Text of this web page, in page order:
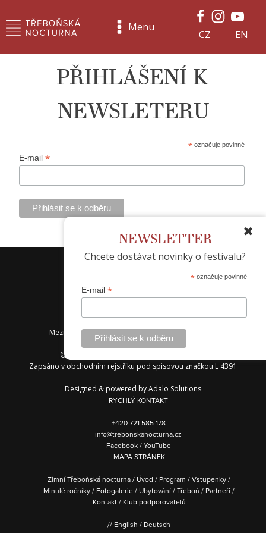
Menu
CZ EN
NEWSLETTER
Chcete dostávat novinky o festivalu?
* označuje povinné
E-mail *
PŘIHLÁŠENÍ K
NEWSLETERU
* označuje povinné
E-mail*
Mezinárodní hudební festival Třeboňská nocturna
© 2013 — 2026 Spolek Třeboňská nocturna
Zapsáno v obchodním rejstříku pod spisovou značkou L 4391
Designed & powered byAdalo Solutions
RYCHLÝ KONTAKT
+420 721 585 178
info@trebonskanocturna.cz
Facebook/YouTube
MAPA STRÁNEK
Zimní Třeboňská nocturna/ Úvod / Program /Vstupenky/
Minulé ročníky/ Fotogalerie/ Ubytování/Třeboň / Partneři /
Kontakt/ Klub podporovatelů
// English / Deutsch